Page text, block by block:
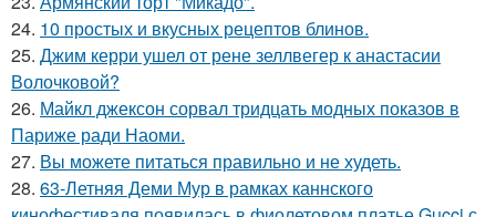
24. 10 простых и вкусных рецептов блинов.
25. Джим керри ушел от рене зеллвегер к анастасии
Волочковой?
26. Майкл джексон сорвал тридцать модных показов в
Париже ради Наоми.
27. Вы можете питаться правильно и не худеть.
28. 63-Летняя Деми Мур в рамках каннского